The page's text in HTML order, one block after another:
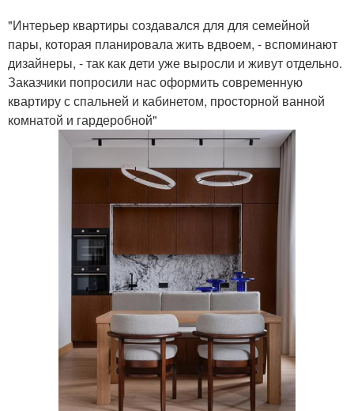
"Интерьер квартиры создавался для для семейной
пары, которая планировала жить вдвоем, - вспоминают
дизайнеры, - так как дети уже выросли и живут отдельно.
Заказчики попросили нас оформить современную
квартиру с спальней и кабинетом, просторной ванной
комнатой и гардеробной"